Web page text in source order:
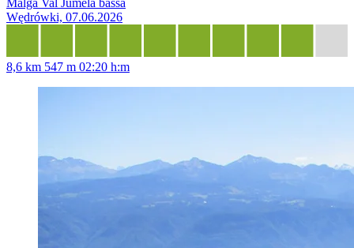
Malga Val Jumela bassa
Wędrówki, 07.06.2026
8,6 km 547 m 02:20 h:m